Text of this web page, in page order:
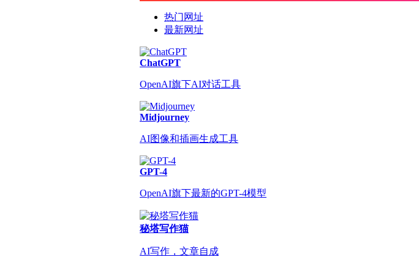
热门网址
最新网址
ChatGPT
OpenAI旗下AI对话工具
Midjourney
AI图像和插画生成工具
GPT-4
OpenAI旗下最新的GPT-4模型
秘塔写作猫
AI写作，文章自成